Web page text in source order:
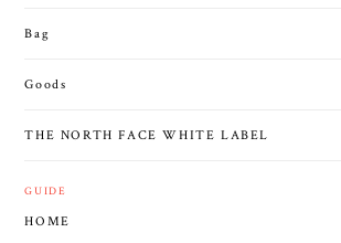
Bag
Goods
THE NORTH FACE WHITE LABEL
GUIDE
HOME